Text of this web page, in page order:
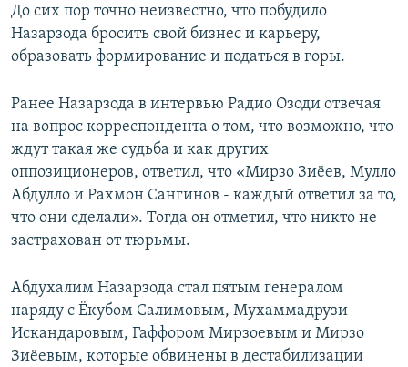
До сих пор точно неизвестно, что побудило
Назарзода бросить свой бизнес и карьеру,
образовать формирование и податься в горы.
Ранее Назарзода в интервью Радио Озоди отвечая
на вопрос корреспондента о том, что возможно, что
ждут такая же судьба и как других
оппозиционеров, ответил, что «Мирзо Зиёев, Мулло
Абдулло и Рахмон Сангинов - каждый ответил за то,
что они сделали». Тогда он отметил, что никто не
застрахован от тюрьмы.
Абдухалим Назарзода стал пятым генералом
наряду с Ёкубом Салимовым, Мухаммадрузи
Искандаровым, Гаффором Мирзоевым и Мирзо
Зиёевым, которые обвинены в дестабилизации